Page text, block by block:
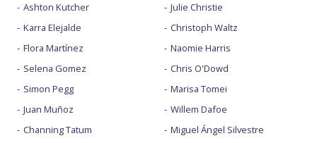
Ashton Kutcher
Karra Elejalde
Flora Martínez
Selena Gomez
Simon Pegg
Juan Muñoz
Channing Tatum
Julie Christie
Christoph Waltz
Naomie Harris
Chris O'Dowd
Marisa Tomei
Willem Dafoe
Miguel Ángel Silvestre